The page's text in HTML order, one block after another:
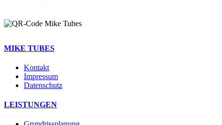
MIKE TUBES
Kontakt
Impressum
Datenschutz
LEISTUNGEN